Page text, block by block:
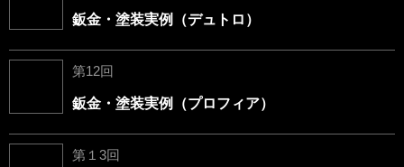
鈑金・塗装実例（デュトロ）
第12回
鈑金・塗装実例（プロフィア）
第１3回